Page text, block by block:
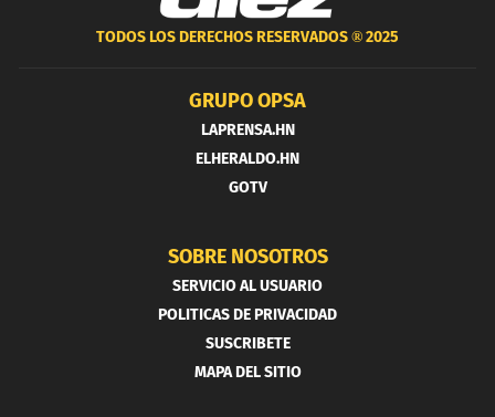
TODOS LOS DERECHOS RESERVADOS ®2025
GRUPO OPSA
LAPRENSA.HN
ELHERALDO.HN
GOTV
SOBRE NOSOTROS
SERVICIO AL USUARIO
POLITICAS DE PRIVACIDAD
SUSCRIBETE
MAPA DEL SITIO